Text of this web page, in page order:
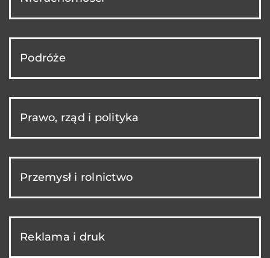
Podróże
Prawo, rząd i polityka
Przemysł i rolnictwo
Reklama i druk